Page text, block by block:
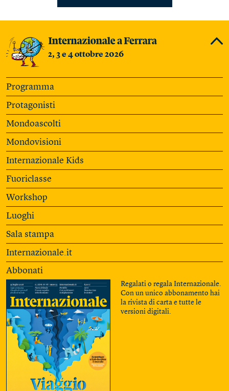
2, 3 e 4 ottobre 2026
Programma
Protagonisti
Mondoascolti
Mondovisioni
Internazionale Kids
Fuoriclasse
Workshop
Luoghi
Sala stampa
Internazionale.it
Abbonati
Regalati o regala Internazionale.
Con un unico abbonamento hai
la rivista di carta e tutte le
versioni digitali.